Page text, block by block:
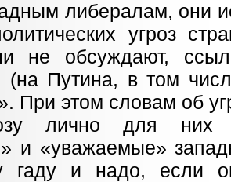
либералам, они
угроз
не обсуждают,
(на Путина, в том
При этом словам об
лично для них
и «уважаемые»
гаду и надо, если